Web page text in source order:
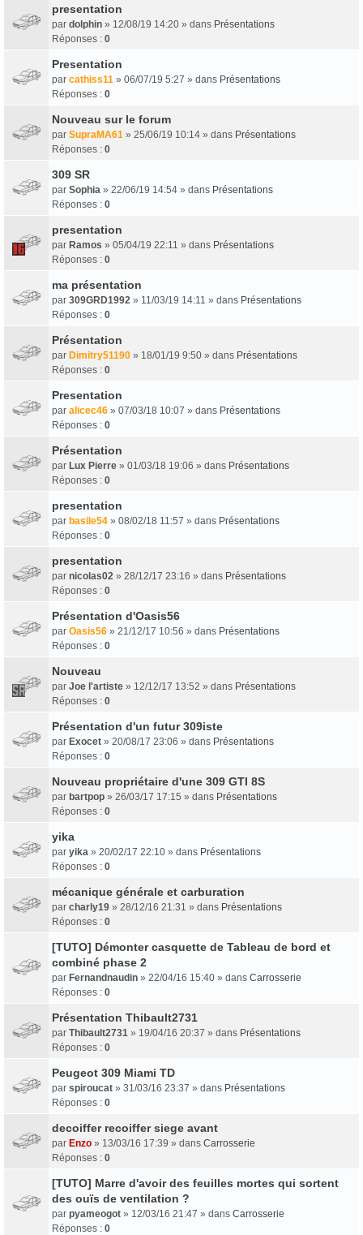
presentation
par dolphin » 12/08/19 14:20 » dans Présentations
Réponses : 0
Presentation
par cathiss11 » 06/07/19 5:27 » dans Présentations
Réponses : 0
Nouveau sur le forum
par SupraMA61 » 25/06/19 10:14 » dans Présentations
Réponses : 0
309 SR
par Sophia » 22/06/19 14:54 » dans Présentations
Réponses : 0
presentation
par Ramos » 05/04/19 22:11 » dans Présentations
Réponses : 0
ma présentation
par 309GRD1992 » 11/03/19 14:11 » dans Présentations
Réponses : 0
Présentation
par Dimitry51190 » 18/01/19 9:50 » dans Présentations
Réponses : 0
Presentation
par alicec46 » 07/03/18 10:07 » dans Présentations
Réponses : 0
Présentation
par Lux Pierre » 01/03/18 19:06 » dans Présentations
Réponses : 0
presentation
par basile54 » 08/02/18 11:57 » dans Présentations
Réponses : 0
presentation
par nicolas02 » 28/12/17 23:16 » dans Présentations
Réponses : 0
Présentation d'Oasis56
par Oasis56 » 21/12/17 10:56 » dans Présentations
Réponses : 0
Nouveau
par Joe l'artiste » 12/12/17 13:52 » dans Présentations
Réponses : 0
Présentation d'un futur 309iste
par Exocet » 20/08/17 23:06 » dans Présentations
Réponses : 0
Nouveau propriétaire d'une 309 GTI 8S
par bartpop » 26/03/17 17:15 » dans Présentations
Réponses : 0
yika
par yika » 20/02/17 22:10 » dans Présentations
Réponses : 0
mécanique générale et carburation
par charly19 » 28/12/16 21:31 » dans Présentations
Réponses : 0
[TUTO] Démonter casquette de Tableau de bord et
combiné phase 2
par Fernandnaudin » 22/04/16 15:40 » dans Carrosserie
Réponses : 0
Présentation Thibault2731
par Thibault2731 » 19/04/16 20:37 » dans Présentations
Réponses : 0
Peugeot 309 Miami TD
par spiroucat » 31/03/16 23:37 » dans Présentations
Réponses : 0
decoiffer recoiffer siege avant
par Enzo » 13/03/16 17:39 » dans Carrosserie
Réponses : 0
[TUTO] Marre d'avoir des feuilles mortes qui sortent
des ouïs de ventilation ?
par pyameogot » 12/03/16 21:47 » dans Carrosserie
Réponses : 0